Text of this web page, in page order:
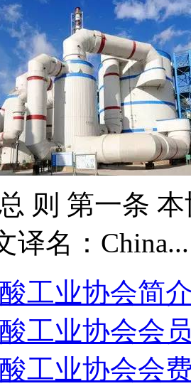
则 第一条
译名：
工业协会简
工业协会会
工业协会会